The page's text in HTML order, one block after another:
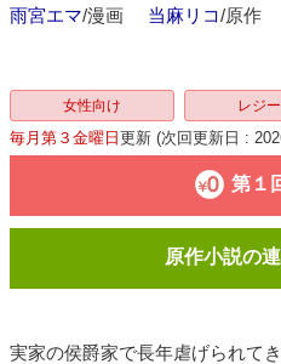
雨宮エマ/漫画 当麻リコ/原作
女性向け レジ
毎月第３金曜日更新 (次回更新日 :
第１
原作小説の
実家の侯爵家で長年虐げられて